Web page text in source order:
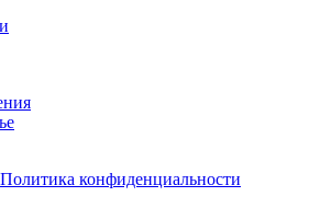
Политика конфиденциальности